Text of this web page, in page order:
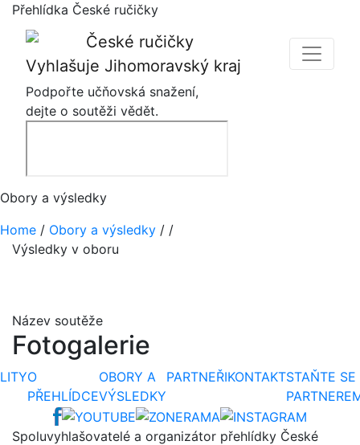
Přehlídka České ručičky
Vyhlašuje Jihomoravský kraj
Podpořte učňovská snažení,
dejte o soutěži vědět.
Obory a výsledky
Home / Obory a výsledky / /
Výsledky v oboru
Název soutěže
Fotogalerie
O
PŘEHLÍDCE
OBORY A
VÝSLEDKY
PARTNEŘIKONTAKTSTAŇTE SE
Spoluvyhlašovatelé a organizátor přehlídky České